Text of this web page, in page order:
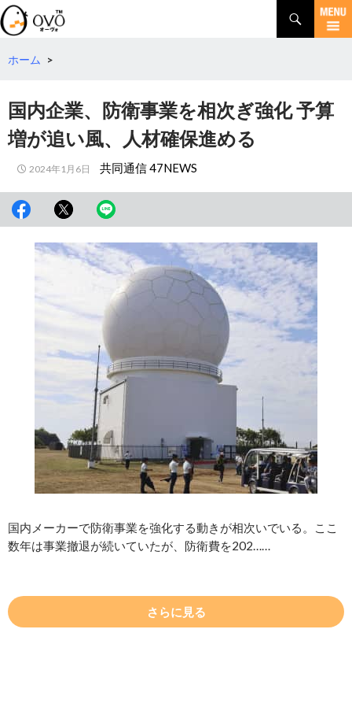
検
索
コ
テ
動
ホーム >
国内企業、防衛事業を相次ぎ強化 予算
増が追い風、人材確保進める
2024年1月6日 共同通信 47NEWS
国内メーカーで防衛事業を強化する動きが相次いでいる。ここ
数年は事業撤退が続いていたが、防衛費を202……
さらに見る